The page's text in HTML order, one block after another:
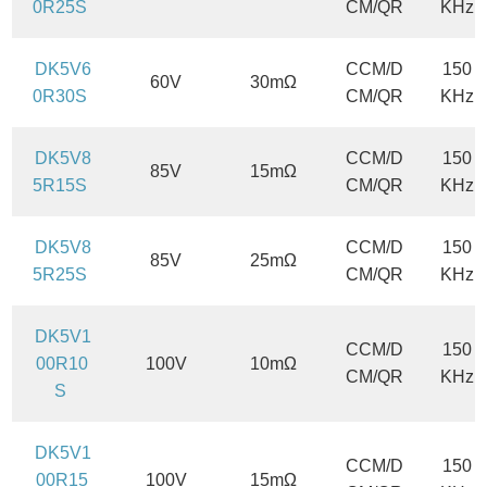
0R25S CM/QR KHz
DK5V6
0R30S
60V 30mΩ
CCM/D
CM/QR
150
KHz
DK5V8
5R15S
85V 15mΩ
CCM/D
CM/QR
150
KHz
DK5V8
5R25S
85V 25mΩ
CCM/D
CM/QR
150
KHz
DK5V1
00R10
S
100V 10mΩ
CCM/D
CM/QR
150
KHz
DK5V1
00R15
100V 15mΩ
CCM/D
150